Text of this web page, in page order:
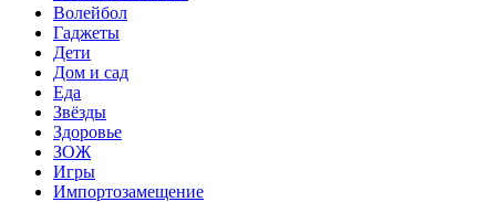
Волейбол
Гаджеты
Дети
Дом и сад
Еда
Звёзды
Здоровье
ЗОЖ
Игры
Импортозамещение